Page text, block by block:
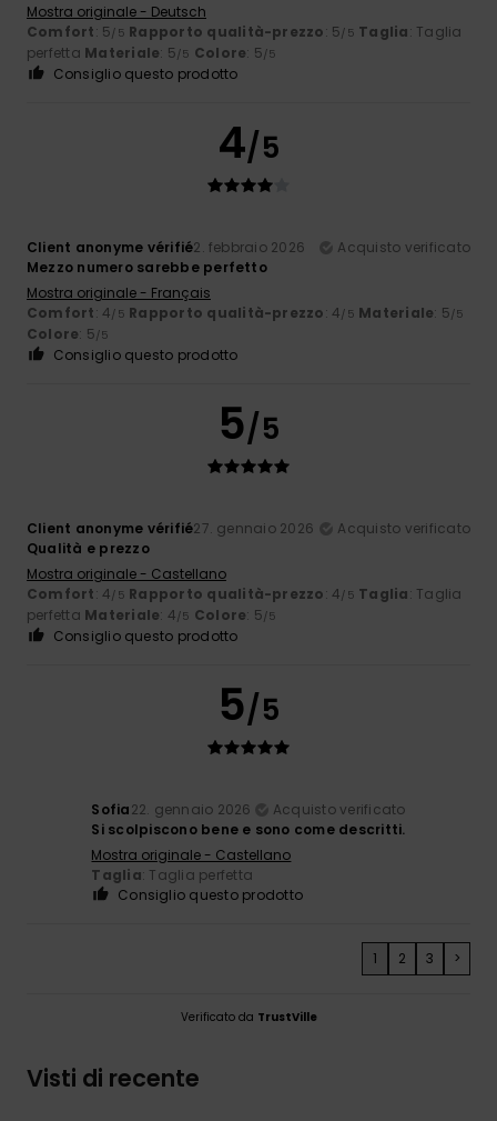
Mostra originale - Deutsch
Comfort: 5/5 Rapporto qualità-prezzo: 5/5 Taglia: Taglia
perfetta Materiale: 5/5 Colore: 5/5
Consiglio questo prodotto
4/5
Client anonyme vérifié2. febbraio 2026
Acquisto verificato
Mezzo numero sarebbe perfetto
Mostra originale - Français
Comfort: 4/5 Rapporto qualità-prezzo: 4/5 Materiale: 5/5
Colore: 5/5
Consiglio questo prodotto
5/5
Client anonyme vérifié27. gennaio 2026
Acquisto verificato
Qualità e prezzo
Mostra originale - Castellano
Comfort: 4/5 Rapporto qualità-prezzo: 4/5 Taglia: Taglia
perfetta Materiale: 4/5 Colore: 5/5
Consiglio questo prodotto
5/5
Sofia22. gennaio 2026
Acquisto verificato
Si scolpiscono bene e sono come descritti.
Mostra originale - Castellano
Taglia: Taglia perfetta
Consiglio questo prodotto
1 2 3 >
Verificato da TrustVille
Visti di recente